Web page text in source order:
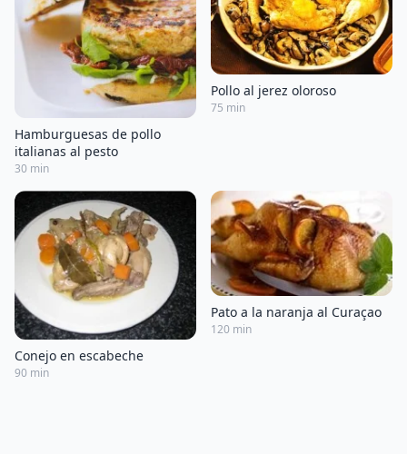
Hamburguesas de pollo
italianas al pesto
30 min
Pollo al jerez oloroso
75 min
Conejo en escabeche
90 min
Pato a la naranja al Curaçao
120 min